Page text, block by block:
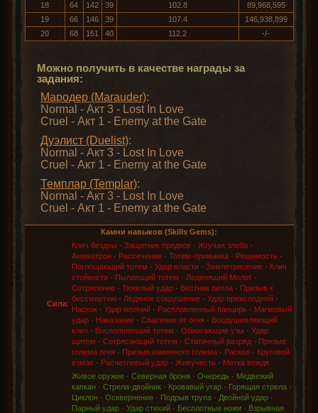
18
64 142 39 102.8
89,968,595
19
66 146 39 107.4
146,938,899
20
68 151 40 112.2 -/-
Можно получить в качестве награды за
задания:
Мародер (Marauder):
Normal - Акт 3 - Lost In Love
Cruel - Акт 1 - Enemy at the Gate
Дуэлист (Duelist):
Normal - Акт 3 - Lost In Love
Cruel - Акт 1 - Enemy at the Gate
Темплар (Templar):
Normal - Акт 3 - Lost In Love
Cruel - Акт 1 - Enemy at the Gate
Камни навыков (Skills Gems):
Сила:
Клич бездны · Защитник предков· Жгучая злоба·
Аниматрон· Рассечение· Тотем-приманка· Решимость·
Поглощающий тотем · Удар власти· Землетрясение· Клич
стойкости· Пылающий тотем · Леденящий Молот·
Сотрясение· Тяжелый удар· Вестник пепла· Призыв к
бессмертию· Ледяное сокрушение· Удар преисподней·
Наскок· Удар молний· Расплавленный панцирь· Магмовый
удар· Наказание· Спасение от огня· Воодушевляющий
клич · Восполняющий тотем · Обжигающие узы · Удар
щитом · Сотрясающий тотем · Статичный разряд· Призыв
голема огня· Призыв каменного голема· Раскол· Круговой
взмах · Расчетливый удар· Живучесть· Метка вождя
Живое оружие· Северная броня · Очередь · Медвежий
капкан· Стрела-двойник· Кровавый угар· Горящая стрела·
Циклон· Осквернение· Подрыв трупа· Двойной удар·
Парный удар· Удар стихий· Бесплотные ножи· Взрывная